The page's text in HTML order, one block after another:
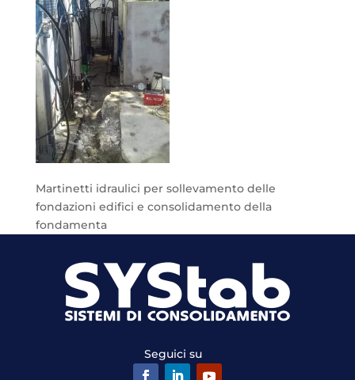
Martinetti idraulici per sollevamento delle
fondazioni edifici e consolidamento della
fondamenta
Seguici su